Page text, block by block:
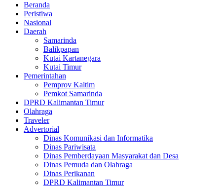
Beranda
Peristiwa
Nasional
Daerah
Samarinda
Balikpapan
Kutai Kartanegara
Kutai Timur
Pemerintahan
Pemprov Kaltim
Pemkot Samarinda
DPRD Kalimantan Timur
Olahraga
Traveler
Advertorial
Dinas Komunikasi dan Informatika
Dinas Pariwisata
Dinas Pemberdayaan Masyarakat dan Desa
Dinas Pemuda dan Olahraga
Dinas Perikanan
DPRD Kalimantan Timur